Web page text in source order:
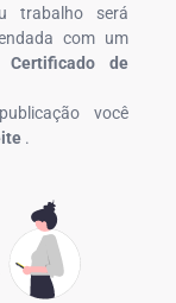
trabalho será
com um
Certificado de
você
.